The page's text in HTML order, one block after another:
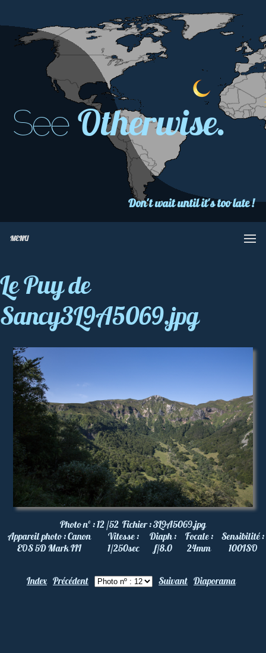
See Otherwise.
Don't wait until it's too late !
MENU
Le Puy de
Sancy3L9A5069.jpg
Photo nº :12 /52 Fichier :3L9A5069.jpg
Appareil photo :Canon
EOS 5D Mark III
Vitesse :
1/250sec
Diaph :
f/8.0
Focale :
24mm
Sensibilité :
100ISO
Index Précédent Suivant Diaporama